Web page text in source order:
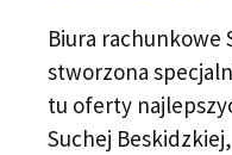
Biura rachunkowe
stworzona
tu oferty
Suchej